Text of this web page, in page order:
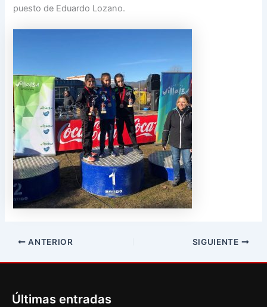
puesto de Eduardo Lozano.
ANTERIOR SIGUIENTE
Últimas entradas